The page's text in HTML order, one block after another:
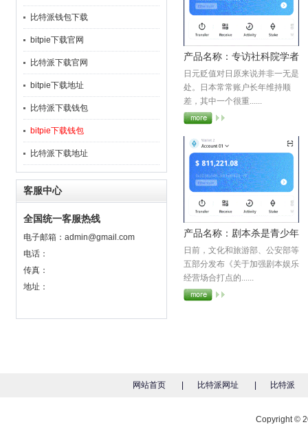
比特派钱包下载
bitpie下载官网
比特派下载官网
bitpie下载地址
比特派下载钱包
bitpie下载钱包
比特派下载地址
客服中心
全国统一客服热线
电子邮箱： admin@gmail.com
电话：
传真：
地址：
产品名称：专访社科院学者
周学智：比特派日本央行为
何执意“保债弃汇”
日元贬值对日原来说并非一无是
处。日本常常账户长年维持顺
差，其中一个很重......
产品名称：剧本杀是青少年
不USDT钱包宜过早打开的
盲盒
日前，文化和旅游部、公安部等
五部分发布《关于加强剧本娱乐
经营场合打点的......
网站首页 比特派网址 比特派
Copyright ©